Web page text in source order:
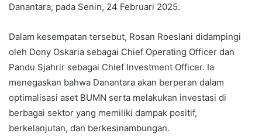
Danantara, pada Senin, 24 Februari 2025.
Dalam kesempatan tersebut, Rosan Roeslani didampingi
oleh Dony Oskaria sebagai Chief Operating Officer dan
Pandu Sjahrir sebagai Chief Investment Officer. Ia
menegaskan bahwa Danantara akan berperan dalam
optimalisasi aset BUMN serta melakukan investasi di
berbagai sektor yang memiliki dampak positif,
berkelanjutan, dan berkesinambungan.